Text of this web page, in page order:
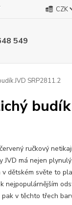
CZK
549
JVD SRP2811.2
budík
ručkový
JVD má nejen
dětském světe to
nejpopulárnějším
v těchto třech